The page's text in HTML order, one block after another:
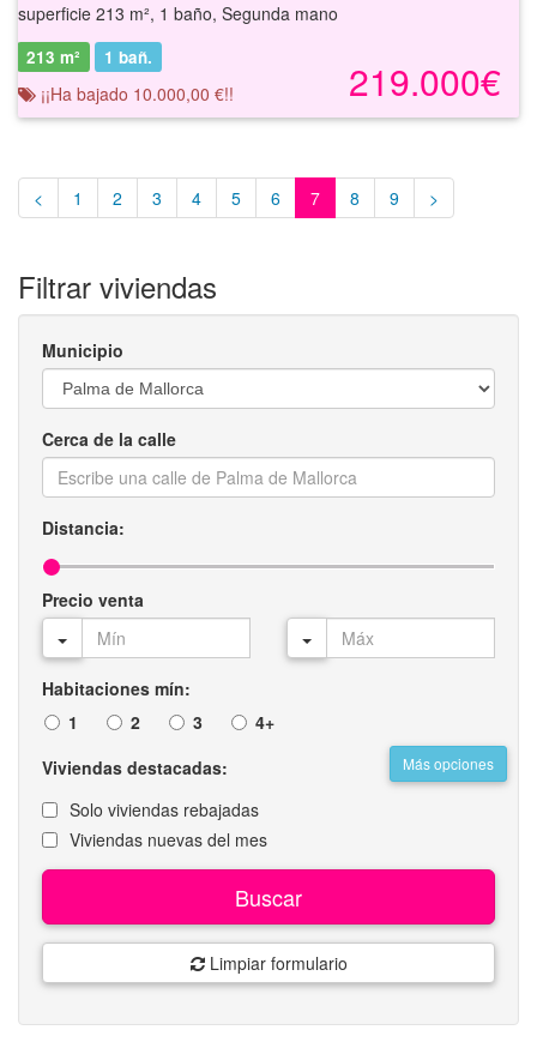
superficie 213 m², 1 baño, Segunda mano
219.000€
213 m² 1 bañ.
¡¡Ha bajado 10.000,00 €!!
< 1 2 3 4 5 6 7 8 9 >
Filtrar viviendas
Municipio
Cerca de la calle
Distancia:
Precio venta
Habitaciones mín:
1
2 3 4+
Más opciones
Viviendas destacadas:
Solo viviendas rebajadas
Viviendas nuevas del mes
Buscar
Limpiar formulario